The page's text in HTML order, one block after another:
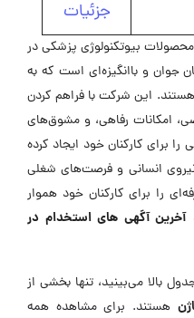
جزئیات
بیوتکنولوژی پزشکی در
جوان و باانگیزه‌ای است که به
این شرکت با فراهم کردن
امکانات رفاهی، و مشوق‌های
را برای کارکنان خود ایجاد کرده
نیروی انسانی و فرصت‌های شغلی
را برای کارکنان خود هموار
آخرین آگهی های استخدام در
بالا می‌بینید، تنها بخشی از
هستند. برای مشاهده همه